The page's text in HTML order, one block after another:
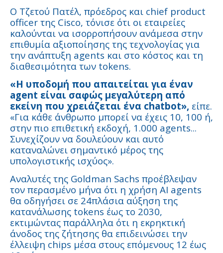
Ο Τζετού Πατέλ, πρόεδρος και chief product
officer της Cisco, τόνισε ότι οι εταιρείες
καλούνται να ισορροπήσουν ανάμεσα στην
επιθυμία αξιοποίησης της τεχνολογίας για
την ανάπτυξη agents και στο κόστος και τη
διαθεσιμότητα των tokens.
«Η υποδομή που απαιτείται για έναν
agent είναι σαφώς μεγαλύτερη από
εκείνη που χρειάζεται ένα chatbot», είπε.
«Για κάθε άνθρωπο μπορεί να έχεις 10, 100 ή,
στην πιο επιθετική εκδοχή, 1.000 agents...
Συνεχίζουν να δουλεύουν και αυτό
καταναλώνει σημαντικό μέρος της
υπολογιστικής ισχύος».
Αναλυτές της Goldman Sachs προέβλεψαν
τον περασμένο μήνα ότι η χρήση AI agents
θα οδηγήσει σε 24πλάσια αύξηση της
κατανάλωσης tokens έως το 2030,
εκτιμώντας παράλληλα ότι η εκρηκτική
άνοδος της ζήτησης θα επιδεινώσει την
έλλειψη chips μέσα στους επόμενους 12 έως